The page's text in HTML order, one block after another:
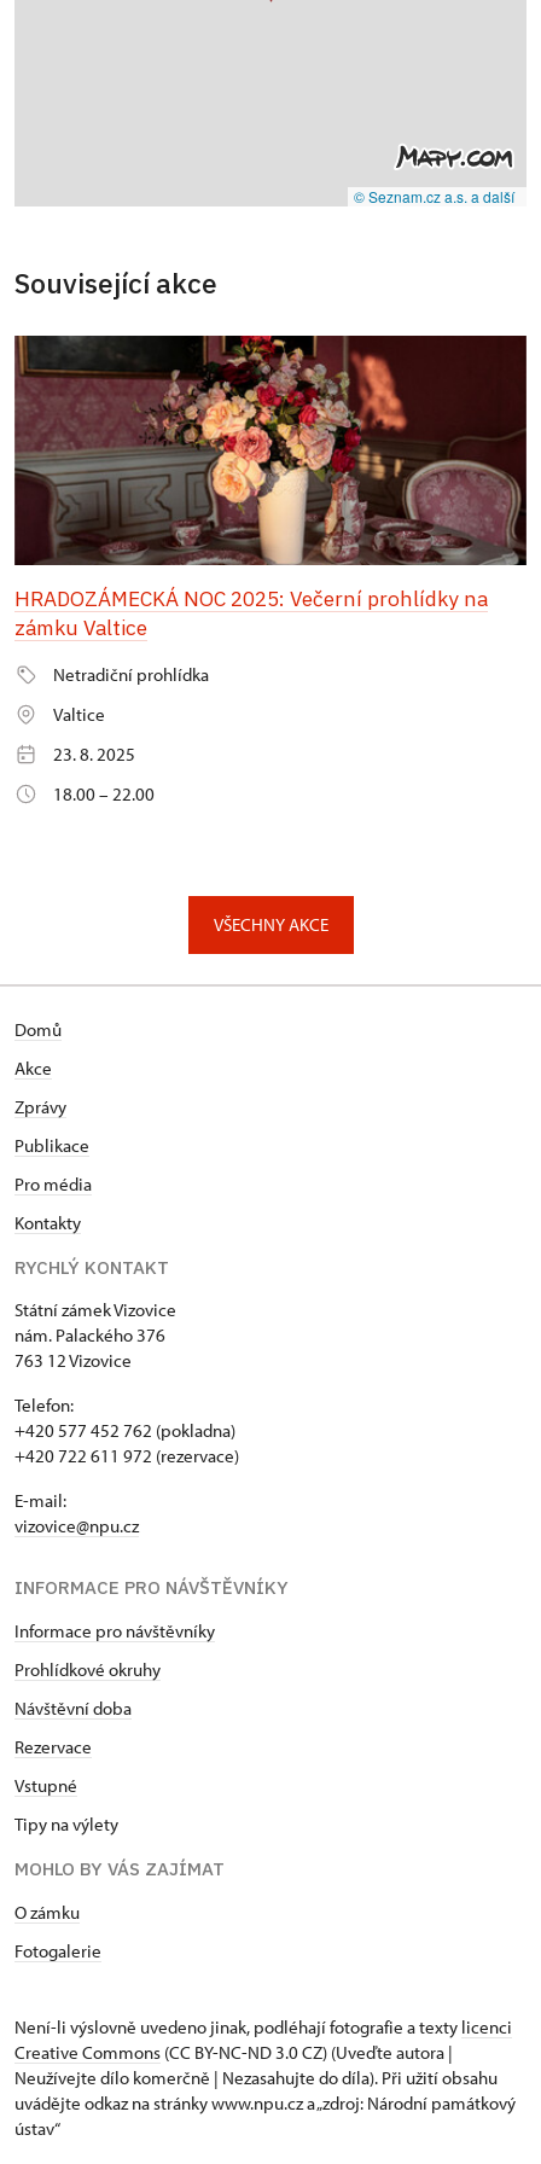
© Seznam.cz a.s. a další
Související akce
HRADOZÁMECKÁ NOC 2025: Večerní prohlídky na
zámku Valtice
Netradiční prohlídka
Valtice
23. 8. 2025
18.00 – 22.00
VŠECHNY AKCE
Domů
Akce
Zprávy
Publikace
Pro média
Kontakty
RYCHLÝ KONTAKT
Státní zámek Vizovice
nám. Palackého 376
763 12 Vizovice
Telefon:
+420 577 452 762 (pokladna)
+420 722 611 972 (rezervace)
E-mail:
vizovice@npu.cz
INFORMACE PRO NÁVŠTĚVNÍKY
Informace pro návštěvníky
Prohlídkové okruhy
Návštěvní doba
Rezervace
Vstupné
Tipy na výlety
MOHLO BY VÁS ZAJÍMAT
O zámku
Fotogalerie
Není-li výslovně uvedeno jinak, podléhají fotografie a texty licenci
Creative Commons (CC BY-NC-ND 3.0 CZ) (Uveďte autora |
Neužívejte dílo komerčně | Nezasahujte do díla). Při užití obsahu
uvádějte odkaz na stránky www.npu.cz a „zdroj: Národní památkový
ústav“